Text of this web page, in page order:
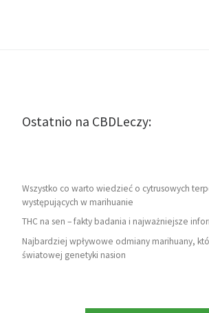
Ostatnio na CBDLeczy:
Wszystko co warto wiedzieć o cytrusowych
występujących w marihuanie
THC na sen – fakty badania i najważniejsze
Najbardziej wpływowe odmiany marihuany,
światowej genetyki nasion